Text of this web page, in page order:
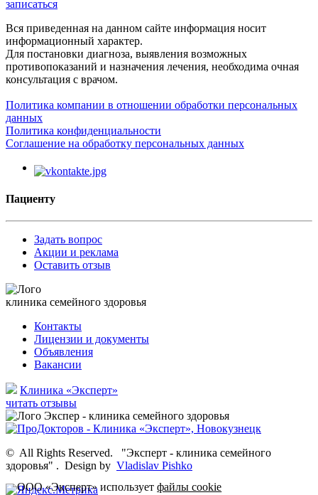
записаться
Вся приведенная на данном сайте информация носит
информационный характер.
Для постановки диагноза, выявления возможных
противопоказаний и назначения лечения, необходима очная
консультация с врачом.
Политика компании в отношении обработки персональных
данных
Политика конфиденциальности
Соглашение на обработку персональных данных
Пациенту
Задать вопрос
Акции и реклама
Оставить отзыв
клиника семейного здоровья
Контакты
Лицензии и документы
Объявления
Вакансии
Клиника «Эксперт»
читать отзывы
© All Rights Reserved.
"Эксперт - клиника семейного
здоровья" . Design by Vladislav Pishko
ООО «Эксперт» используетфайлы cookie